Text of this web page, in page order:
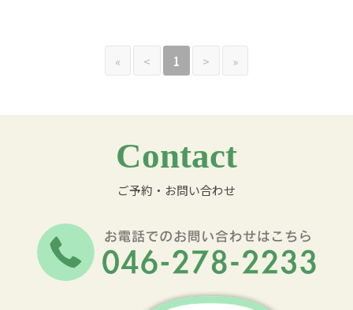
« < 1 > »
Contact
ご予約・お問い合わせ